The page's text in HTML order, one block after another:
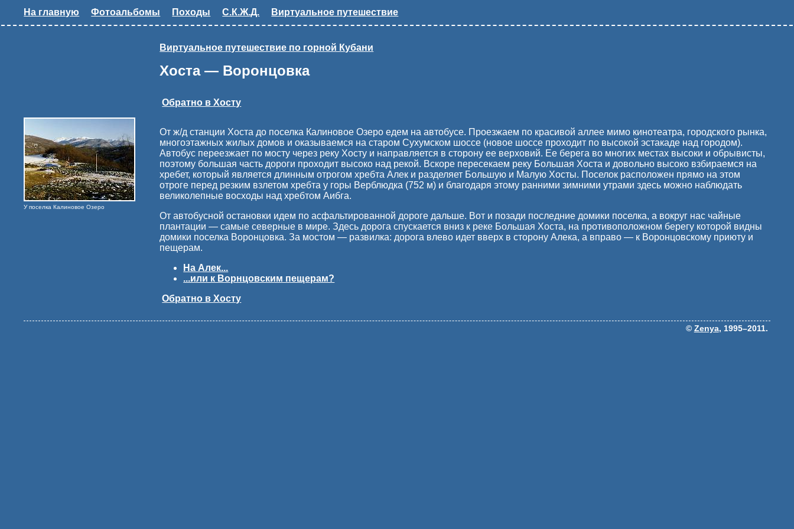
На главную Фотоальбомы Походы С.К.Ж.Д. Виртуальное путешествие
Виртуальное путешествие по горной Кубани
Хоста — Воронцовка
Обратно в Хосту
У поселка Калиновое Озеро
От ж/д станции Хоста до поселка Калиновое Озеро едем на автобусе. Проезжаем по красивой аллее мимо кинотеатра, городского рынка,
многоэтажных жилых домов и оказываемся на старом Сухумском шоссе (новое шоссе проходит по высокой эстакаде над городом).
Автобус переезжает по мосту через реку Хосту и направляется в сторону ее верховий. Ее берега во многих местах высоки и обрывисты,
поэтому большая часть дороги проходит высоко над рекой. Вскоре пересекаем реку Большая Хоста и довольно высоко взбираемся на
хребет, который является длинным отрогом хребта Алек и разделяет Большую и Малую Хосты. Поселок расположен прямо на этом
отроге перед резким взлетом хребта у горы Верблюдка (752 м) и благодаря этому ранними зимними утрами здесь можно наблюдать
великолепные восходы над хребтом Аибга.
От автобусной остановки идем по асфальтированной дороге дальше. Вот и позади последние домики поселка, а вокруг нас чайные
плантации — самые северные в мире. Здесь дорога спускается вниз к реке Большая Хоста, на противоположном берегу которой видны
домики поселка Воронцовка. За мостом — развилка: дорога влево идет вверх в сторону Алека, а вправо — к Воронцовскому приюту и
пещерам.
На Алек...
...или к Ворнцовским пещерам?
Обратно в Хосту
© Zenya, 1995–2011.